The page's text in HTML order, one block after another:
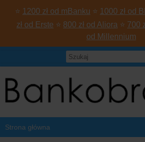
⭐ 1200 zł od mBanku ⭐ 1000 zł od
zł od Erste ⭐ 800 zł od Aliora ⭐ 700
od Millennium